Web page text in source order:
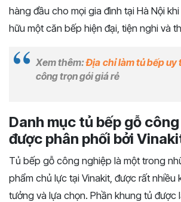
hàng đầu cho mọi gia đình tại Hà Nội
hữu một căn bếp hiện đại, tiện nghi và
Xem thêm:Địa chỉ làm tủ bếp uy
công trọn gói giá rẻ
Danh mục tủ bếp gỗ
được phân phối bởi
Tủ bếp gỗ công nghiệp là một trong
phẩm chủ lực tại Vinakit, được rất nhiều
tưởng và lựa chọn. Phần khung tủ được